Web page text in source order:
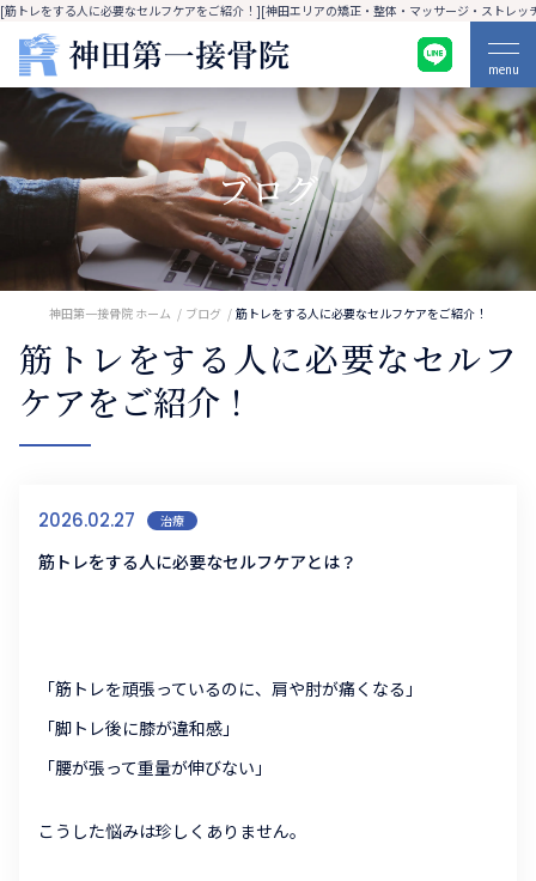
[筋トレをする人に必要なセルフケアをご紹介！][神田エリアの矯正・整体・マッサージ・ストレッ
menu
Blog
ブログ
神田第一接骨院 ホーム ブログ 筋トレをする人に必要なセルフケアをご紹介！
筋トレをする人に必要なセルフ
ケアをご紹介！
2026.02.27 治療
筋トレをする人に必要なセルフケアとは？
「筋トレを頑張っているのに、肩や肘が痛くなる」
「脚トレ後に膝が違和感」
「腰が張って重量が伸びない」
こうした悩みは珍しくありません。